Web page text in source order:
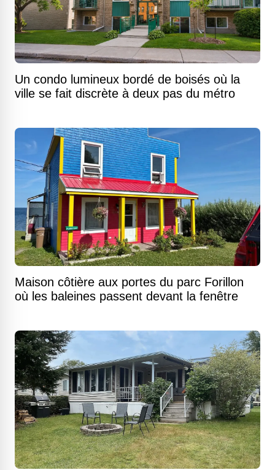
Un condo lumineux bordé de boisés où la
ville se fait discrète à deux pas du métro
Maison côtière aux portes du parc Forillon
où les baleines passent devant la fenêtre